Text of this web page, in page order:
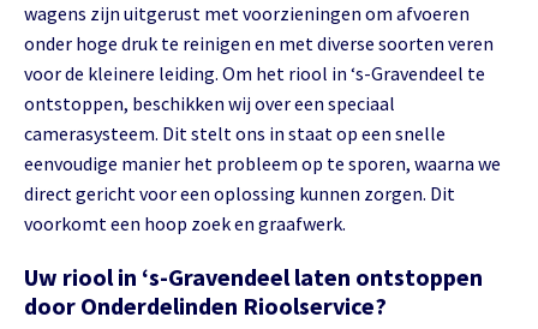
wagens zijn uitgerust met voorzieningen om afvoeren
onder hoge druk te reinigen en met diverse soorten veren
voor de kleinere leiding. Om het riool in ‘s-Gravendeel te
ontstoppen, beschikken wij over een speciaal
camerasysteem. Dit stelt ons in staat op een snelle
eenvoudige manier het probleem op te sporen, waarna we
direct gericht voor een oplossing kunnen zorgen. Dit
voorkomt een hoop zoek en graafwerk.
Uw riool in ‘s-Gravendeel laten ontstoppen
door Onderdelinden Rioolservice?